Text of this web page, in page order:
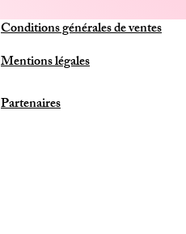
Conditions générales de ventes
Mentions légales
Partenaires